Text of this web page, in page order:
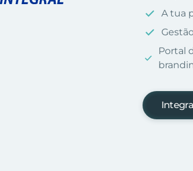
A tua
Portal